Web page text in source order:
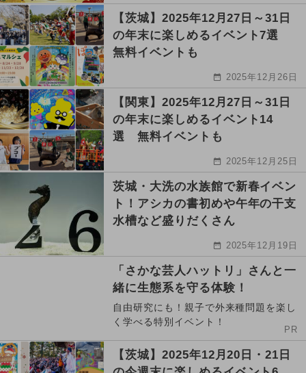
【茨城】2025年12月27日～31日
の年末に楽しめるイベント7選
無料イベントも
2025年12月26日
【関東】2025年12月27日～31日
の年末に楽しめるイベント14
選 無料イベントも
2025年12月25日
茨城・大洗の水族館で新春イベン
ト！アシカの書初めや午年の干支
水槽など盛りだくさん
2025年12月19日
「さかな芸人ハットリ」さんと一
緒に生態系を守る体験！
自由研究にも！親子で外来種問題を楽し
く学べる特別イベント！
PR
【茨城】2025年12月20日・21日